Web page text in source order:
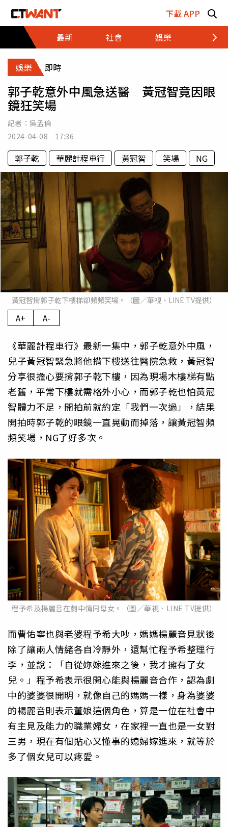
下載 APP
最新
社會 娛樂 財經
娛樂 即時
郭子乾意外中風急送醫 黃冠智竟因眼
鏡狂笑場
記者： 吳孟倫
2024-04-08 17:36
郭子乾 華麗計程車行 黃冠智 笑場 NG
黃冠智揹郭子乾下樓梯卻頻頻笑場。（圖／華視、LINE TV提供）
A+ A-
《華麗計程車行》最新一集中，郭子乾意外中風，
兒子黃冠智緊急將他揹下樓送往醫院急救，黃冠智
分享很擔心要揹郭子乾下樓，因為現場木樓梯有點
老舊，平常下樓就需格外小心，而郭子乾也怕黃冠
智體力不足，開拍前就約定「我們一次過」，結果
開拍時郭子乾的眼鏡一直晃動而掉落，讓黃冠智頻
頻笑場，NG了好多次。
程予希及楊麗音在劇中情同母女。（圖／華視、LINE TV提供）
而曹佑寧也與老婆程予希大吵，媽媽楊麗音見狀後
除了讓兩人情緒各自冷靜外，還幫忙程予希整理行
李，並說：「自從妳嫁進來之後，我才擁有了女
兒。」程予希表示很開心能與楊麗音合作，認為劇
中的婆婆很開明，就像自己的媽媽一樣，身為婆婆
的楊麗音則表示董娘這個角色，算是一位在社會中
有主見及能力的職業婦女，在家裡一直也是一女對
三男，現在有個貼心又懂事的媳婦嫁進來，就等於
多了個女兒可以疼愛。